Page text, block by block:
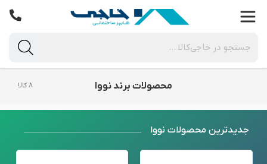
محصولات برند نووا ۸ کالا
جدید‌ترین محصولات نووا